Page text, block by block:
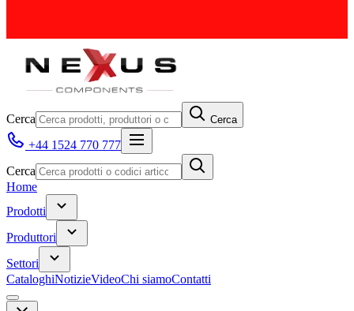
Cerca Cerca
+44 1524 770 777
Cerca
Home
Prodotti
Produttori
Settori
CataloghiNotizieVideoChi siamoContatti